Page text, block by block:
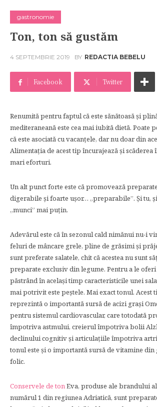
gastronomie
Ton, ton să gustăm
4 SEPTEMBRIE 2019 BY REDACTIA BEBELU
Facebook Twitter
Renumită pentru faptul că este sănătoasă și
mediteraneană este cea mai iubită dietă. Poate
că este asociată cu vacanțele, dar nu doar din
Alimentația de acest tip încurajează și scăderea
mari eforturi.
Un alt punct forte este că promovează
digerabile și foarte ușor… „preparabile”. Și tu,
„munci” mai puțin.
Adevărul este că în sezonul cald nimănui nu-i
feluri de mâncare grele, pline de grăsimi și
sunt preferate salatele, chit că acestea nu sunt
preparate exclusiv din legume. Pentru a le
păstrând în același timp caracteristicile unei
mai potrivit este peștele. Mai exact tonul. Acest
reprezintă o importantă sursă de acizi grași
pentru sistemul cardiovascular, care totodată
împotriva astmului, creierul împotriva bolii
declinului cognitiv și articulațiile împotriva
tonul este și o importantă sursă de vitamine
folic.
Conservele de tonEva, produse ale brandului
numărul 1 din regiunea Adriatică, sunt